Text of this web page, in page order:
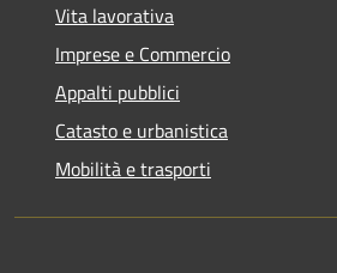
Vita lavorativa
Imprese e Commercio
Appalti pubblici
Catasto e urbanistica
Mobilità e trasporti